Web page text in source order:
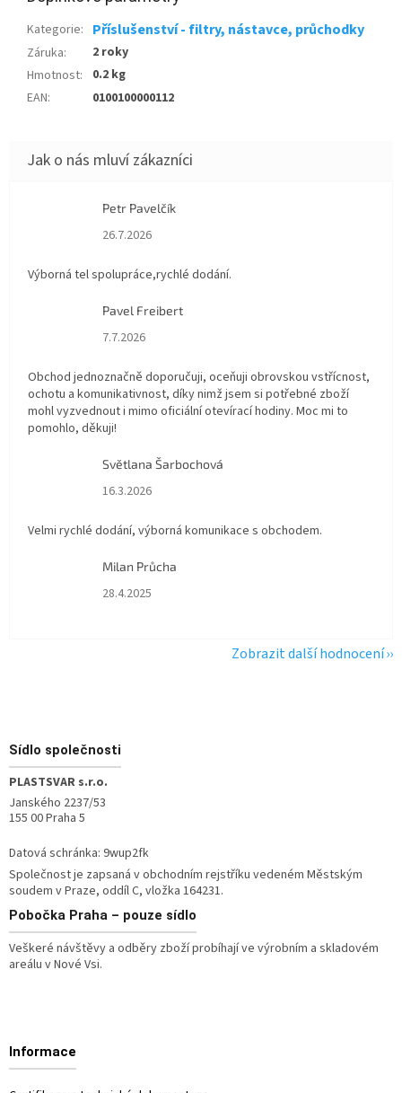
Kategorie: Příslušenství - filtry, nástavce, průchodky
Záruka:
2 roky
Hmotnost:
0.2 kg
EAN: 0100100000112
Petr Pavelčík
Hodnocení obchodu je 5 z 5 hvězdiček.
26.7.2026
Výborná tel spolupráce,rychlé dodání.
Pavel Freibert
Hodnocení obchodu je 5 z 5 hvězdiček.
7.7.2026
Obchod jednoznačně doporučuji, oceňuji obrovskou vstřícnost,
ochotu a komunikativnost, díky nimž jsem si potřebné zboží
mohl vyzvednout i mimo oficiální otevírací hodiny. Moc mi to
pomohlo, děkuji!
Světlana Šarbochová
Hodnocení obchodu je 5 z 5 hvězdiček.
16.3.2026
Velmi rychlé dodání, výborná komunikace s obchodem.
Milan Průcha
Hodnocení obchodu je 5 z 5 hvězdiček.
28.4.2025
Zobrazit další hodnocení
Sídlo společnosti
PLASTSVAR s.r.o.
Janského 2237/53
155 00 Praha 5
Datová schránka: 9wup2fk
Společnost je zapsaná v obchodním rejstříku vedeném Městským
soudem v Praze, oddíl C, vložka 164231.
Pobočka Praha – pouze sídlo
Veškeré návštěvy a odběry zboží probíhají ve výrobním a skladovém
areálu v Nové Vsi.
Informace